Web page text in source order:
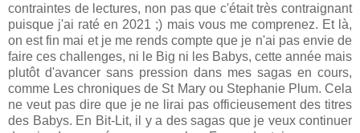
contraintes de lectures, non pas que c'était très contraignant
puisque j'ai raté en 2021 ;) mais vous me comprenez. Et là,
on est fin mai et je me rends compte que je n'ai pas envie de
faire ces challenges, ni le Big ni les Babys, cette année mais
plutôt d'avancer sans pression dans mes sagas en cours,
comme Les chroniques de St Mary ou Stephanie Plum. Cela
ne veut pas dire que je ne lirai pas officieusement des titres
des Babys. En Bit-Lit, il y a des sagas que je veux continuer